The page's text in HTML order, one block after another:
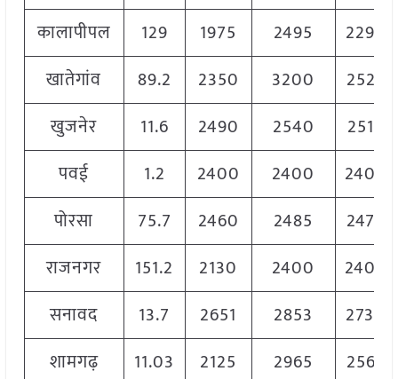
कालापीपल
129 1975 2495
2290
खातेगांव
89.2 2350 3200
2525
खुजनेर
11.6 2490 2540
2515
पवई
1.2 2400 2400
2400
पोरसा
75.7 2460 2485
2475
राजनगर
151.2 2130 2400
2400
सनावद
13.7 2651 2853
2730
शामगढ़
11.03 2125 2965
2562